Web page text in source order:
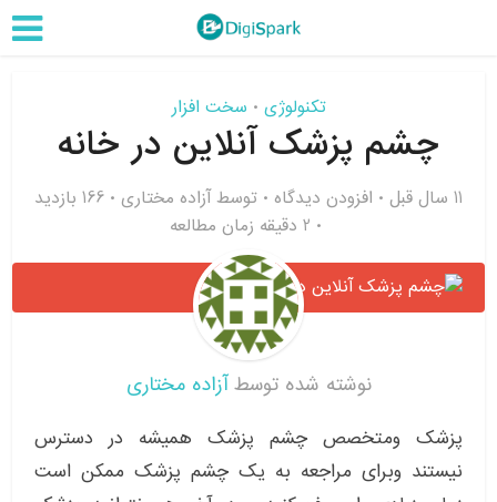
تکنولوژی • سخت افزار
چشم پزشک آنلاین در خانه
11 سال قبل افزودن دیدگاه توسط آزاده مختاری
166 بازدید
2 دقیقه زمان مطالعه
نوشته شده توسطآزاده مختاری
پزشک ومتخصص چشم پزشک همیشه در دسترس
نیستند وبرای مراجعه به یک چشم پزشک ممکن است